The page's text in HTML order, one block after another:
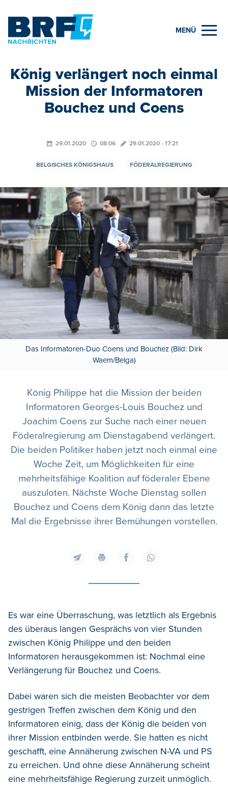
MENÜ
König verlängert noch einmal
Mission der Informatoren
Bouchez und Coens
29.01.2020 08:06 29.01.2020 - 17:21
BELGISCHES KÖNIGSHAUS FÖDERALREGIERUNG
Das Informatoren-Duo Coens und Bouchez (Bild: Dirk
Waem/Belga)
König Philippe hat die Mission der beiden
Informatoren Georges-Louis Bouchez und
Joachim Coens zur Suche nach einer neuen
Föderalregierung am Dienstagabend verlängert.
Die beiden Politiker haben jetzt noch einmal eine
Woche Zeit, um Möglichkeiten für eine
mehrheitsfähige Koalition auf föderaler Ebene
auszuloten. Nächste Woche Dienstag sollen
Bouchez und Coens dem König dann das letzte
Mal die Ergebnisse ihrer Bemühungen vorstellen.
Es war eine Überraschung, was letztlich als Ergebnis
des überaus langen Gesprächs von vier Stunden
zwischen König Philippe und den beiden
Informatoren herausgekommen ist: Nochmal eine
Verlängerung für Bouchez und Coens.
Dabei waren sich die meisten Beobachter vor dem
gestrigen Treffen zwischen dem König und den
Informatoren einig, dass der König die beiden von
ihrer Mission entbinden werde. Sie hatten es nicht
geschafft, eine Annäherung zwischen N-VA und PS
zu erreichen. Und ohne diese Annäherung scheint
eine mehrheitsfähige Regierung zurzeit unmöglich.